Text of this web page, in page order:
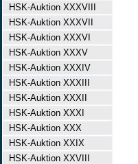
HSK-Auktion XXXVIII
HSK-Auktion XXXVII
HSK-Auktion XXXVI
HSK-Auktion XXXV
HSK-Auktion XXXIV
HSK-Auktion XXXIII
HSK-Auktion XXXII
HSK-Auktion XXXI
HSK-Auktion XXX
HSK-Auktion XXIX
HSK-Auktion XXVIII